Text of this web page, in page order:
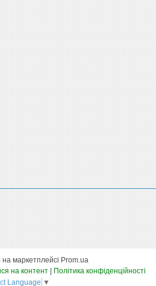
маркетплейсі Prom.ua
на контент
Політика конфіденційності
Language ▼